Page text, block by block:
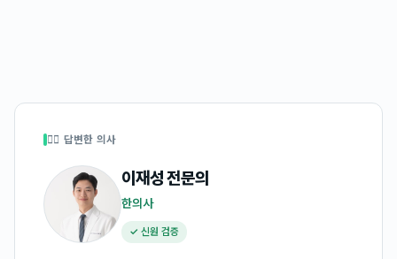
👩‍⚕️ 답변한 의사
이재성전문의
한의사
✓ 신원 검증